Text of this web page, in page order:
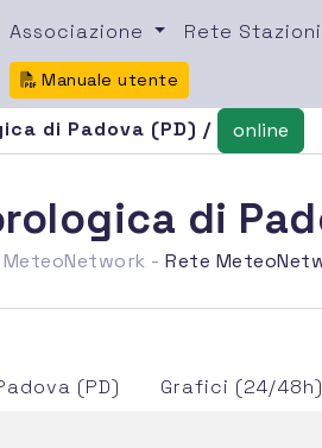
Associazione Rete
Manuale utente
di Padova (PD) / online
di
MeteoNetwork -Rete
(PD) Grafici (24/48h)